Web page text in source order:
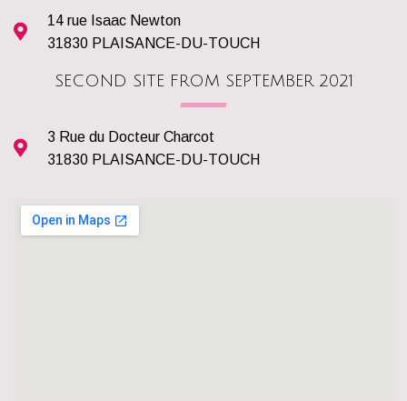
14 rue Isaac Newton
31830 PLAISANCE-DU-TOUCH
SECOND SITE FROM SEPTEMBER 2021
3 Rue du Docteur Charcot
31830 PLAISANCE-DU-TOUCH